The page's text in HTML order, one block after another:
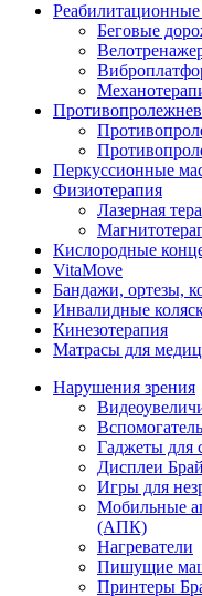
Беговые
Перкуссионные
Физиотерапия
Лазерная
Кислородные
VitaMove
Бандажи, ортезы,
Инвалидные
Кинезотерапия
Матрасы для
Нарушения зрения
Гаджеты для
Дисплеи
Игры для
Мобильные
(АПК)
Нагреватели
Пишущие
Принтеры